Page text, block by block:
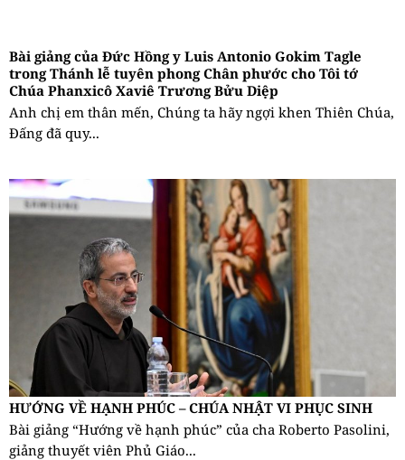
Bài giảng của Đức Hồng y Luis Antonio Gokim Tagle
trong Thánh lễ tuyên phong Chân phước cho Tôi tớ
Chúa Phanxicô Xaviê Trương Bửu Diệp
Anh chị em thân mến, Chúng ta hãy ngợi khen Thiên Chúa,
Đấng đã quy...
HƯỚNG VỀ HẠNH PHÚC – CHÚA NHẬT VI PHỤC SINH
Bài giảng “Hướng về hạnh phúc” của cha Roberto Pasolini,
giảng thuyết viên Phủ Giáo...